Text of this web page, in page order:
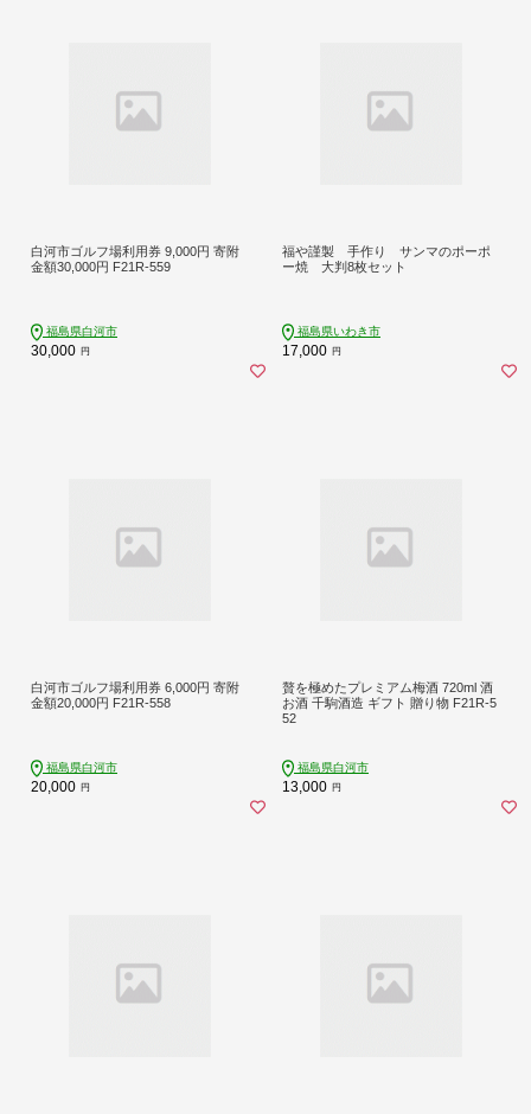
白河市ゴルフ場利用券 9,000円 寄附
金額30,000円 F21R-559
福島県白河市
30,000 円
福や謹製 手作り サンマのポーポ
ー焼 大判8枚セット
福島県いわき市
17,000 円
白河市ゴルフ場利用券 6,000円 寄附
金額20,000円 F21R-558
福島県白河市
20,000 円
贅を極めたプレミアム梅酒 720ml 酒
お酒 千駒酒造 ギフト 贈り物 F21R-5
52
福島県白河市
13,000 円